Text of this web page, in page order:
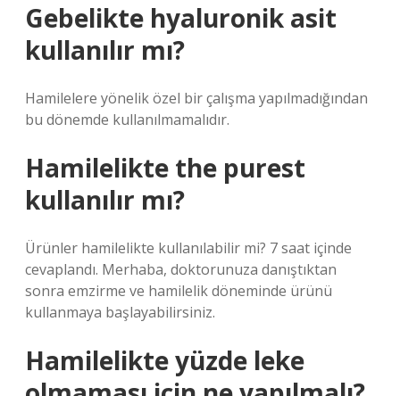
Gebelikte hyaluronik asit
kullanılır mı?
Hamilelere yönelik özel bir çalışma yapılmadığından
bu dönemde kullanılmamalıdır.
Hamilelikte the purest
kullanılır mı?
Ürünler hamilelikte kullanılabilir mi? 7 saat içinde
cevaplandı. Merhaba, doktorunuza danıştıktan
sonra emzirme ve hamilelik döneminde ürünü
kullanmaya başlayabilirsiniz.
Hamilelikte yüzde leke